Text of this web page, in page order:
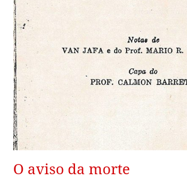
O aviso da morte